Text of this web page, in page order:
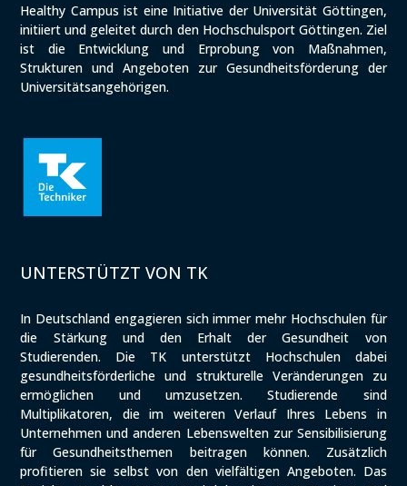
Healthy Campus ist eine Initiative der Universität Göttingen,
initiiert und geleitet durch den Hochschulsport Göttingen. Ziel
ist die Entwicklung und Erprobung von Maßnahmen,
Strukturen und Angeboten zur Gesundheitsförderung der
Universitätsangehörigen.
UNTERSTÜTZT VON TK
In Deutschland engagieren sich immer mehr Hochschulen für
die Stärkung und den Erhalt der Gesundheit von
Studierenden. Die TK unterstützt Hochschulen dabei
gesundheitsförderliche und strukturelle Veränderungen zu
ermöglichen und umzusetzen. Studierende sind
Multiplikatoren, die im weiteren Verlauf Ihres Lebens in
Unternehmen und anderen Lebenswelten zur Sensibilisierung
für Gesundheitsthemen beitragen können. Zusätzlich
profitieren sie selbst von den vielfältigen Angeboten. Das